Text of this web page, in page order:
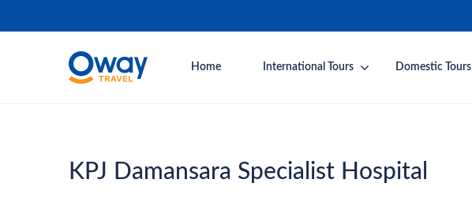
Home International Tours Domestic Tours
KPJ Damansara Specialist Hospital